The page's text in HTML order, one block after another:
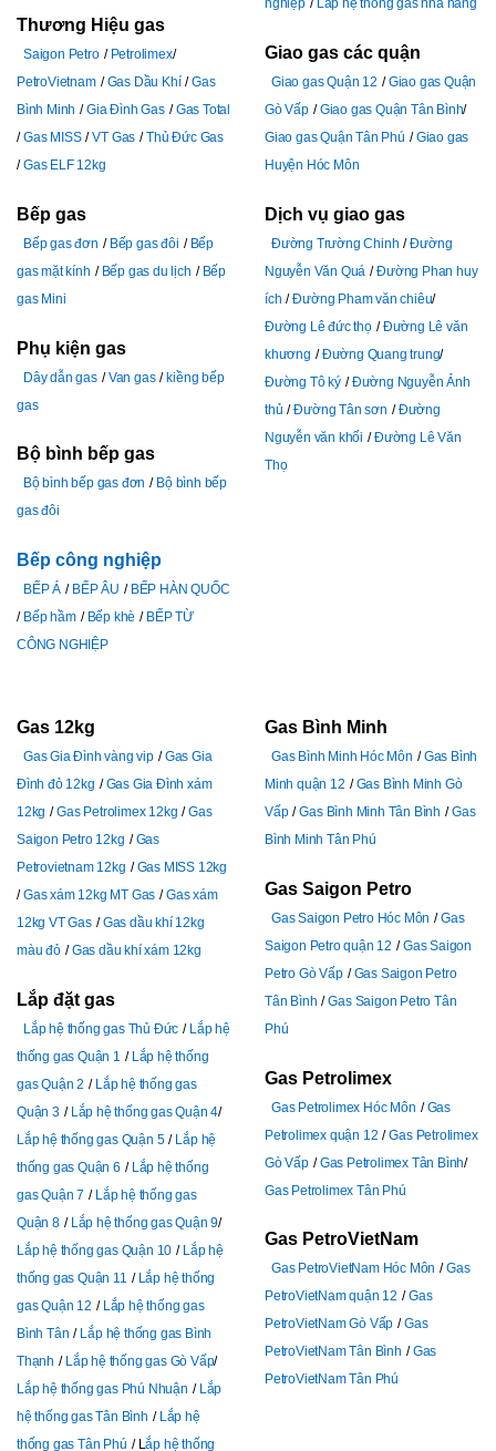
Thương Hiệu gas
Saigon Petro
Petrolimex
PetroVietnam
Gas Dầu Khí
Gas
Bình Minh
Gia Đình Gas
Gas Total
Gas MISS
VT Gas
Thủ Đức Gas
Gas ELF 12kg
Bếp gas
Bếp gas đơn Bếp gas đôi
Bếp
gas mặt kính
Bếp gas du lịch
Bếp
gas Mini
Phụ kiện gas
Dây dẫn gas Van gas
kiềng bếp
gas
Bộ bình bếp gas
Bộ bình bếp gas đơn
Bộ bình bếp
gas đôi
Bếp công nghiệp
BẾP Á BẾP ÂU
BẾP HÀN QUỐC
Bếp hầm
Bếp khè
BẾP TỪ
CÔNG NGHIỆP
nghiệp
Lắp hệ thống gas nhà hàng
Giao gas các quận
Giao gas Quận 12
Giao gas Quận
Gò Vấp
Giao gas Quận Tân Bình
Giao gas Quận Tân Phú
Giao gas
Huyện Hóc Môn
Dịch vụ giao gas
Đường Trường Chinh
Đường
Nguyễn Văn Quá
Đường Phan huy
ích
Đường Pham văn chiêu
Đường Lê đức thọ
Đường Lê văn
khương
Đường Quang trung
Đường Tô ký
Đường Nguyễn Ảnh
thủ
Đường Tân sơn
Đường
Nguyễn văn khối
Đường Lê Văn
Thọ
Gas 12kg
Gas Gia Đình vàng vip
Gas Gia
Đình đỏ 12kg
Gas Gia Đình xám
12kg
Gas Petrolimex 12kg
Gas
Saigon Petro 12kg
Gas
Petrovietnam 12kg
Gas MISS 12kg
Gas xám 12kg MT Gas
Gas xám
12kg VT Gas
Gas dầu khí 12kg
màu đỏ
Gas dầu khí xám 12kg
Lắp đặt gas
Lắp hệ thống gas Thủ Đức
Lắp hệ
thống gas Quận 1
Lắp hệ thống
gas Quận 2
Lắp hệ thống gas
Quận 3
Lắp hệ thống gas Quận 4
Lắp hệ thống gas Quận 5
Lắp hệ
thống gas Quận 6
Lắp hệ thống
gas Quận 7
Lắp hệ thống gas
Quận 8
Lắp hệ thống gas Quận 9
Lắp hệ thống gas Quận 10
Lắp hệ
thống gas Quận 11
Lắp hệ thống
gas Quận 12
Lắp hệ thống gas
Bình Tân
Lắp hệ thống gas Bình
Thạnh
Lắp hệ thống gas Gò Vấp
Lắp hệ thống gas Phú Nhuận
Lắp
hệ thống gas Tân Bình
Lắp hệ
thống gas Tân Phú
Lắp hệ thống
Gas Bình Minh
Gas Bình Minh Hóc Môn
Gas Bình
Minh quận 12
Gas Bình Minh Gò
Vấp
Gas Bình Minh Tân Bình
Gas
Bình Minh Tân Phú
Gas Saigon Petro
Gas Saigon Petro Hóc Môn
Gas
Saigon Petro quận 12
Gas Saigon
Petro Gò Vấp
Gas Saigon Petro
Tân Bình
Gas Saigon Petro Tân
Phú
Gas Petrolimex
Gas Petrolimex Hóc Môn
Gas
Petrolimex quận 12
Gas Petrolimex
Gò Vấp
Gas Petrolimex Tân Bình
Gas Petrolimex Tân Phú
Gas PetroVietNam
Gas PetroVietNam Hóc Môn
Gas
PetroVietNam quận 12
Gas
PetroVietNam Gò Vấp
Gas
PetroVietNam Tân Bình
Gas
PetroVietNam Tân Phú